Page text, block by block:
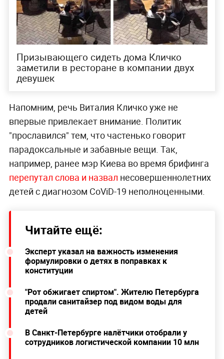
Призывающего сидеть дома Кличко
заметили в ресторане в компании двух
девушек
Напомним, речь Виталия Кличко уже не
впервые привлекает внимание. Политик
"прославился" тем, что частенько говорит
парадоксальные и забавные вещи. Так,
например, ранее мэр Киева во время брифинга
перепутал слова и назвал несовершеннолетних
детей с диагнозом CoViD-19 неполноценными.
Читайте ещё:
Эксперт указал на важность изменения
формулировки о детях в поправках к
конституции
"Рот обжигает спиртом". Жителю Петербурга
продали санитайзер под видом воды для
детей
В Санкт-Петербурге налётчики отобрали у
сотрудников логистической компании 10 млн